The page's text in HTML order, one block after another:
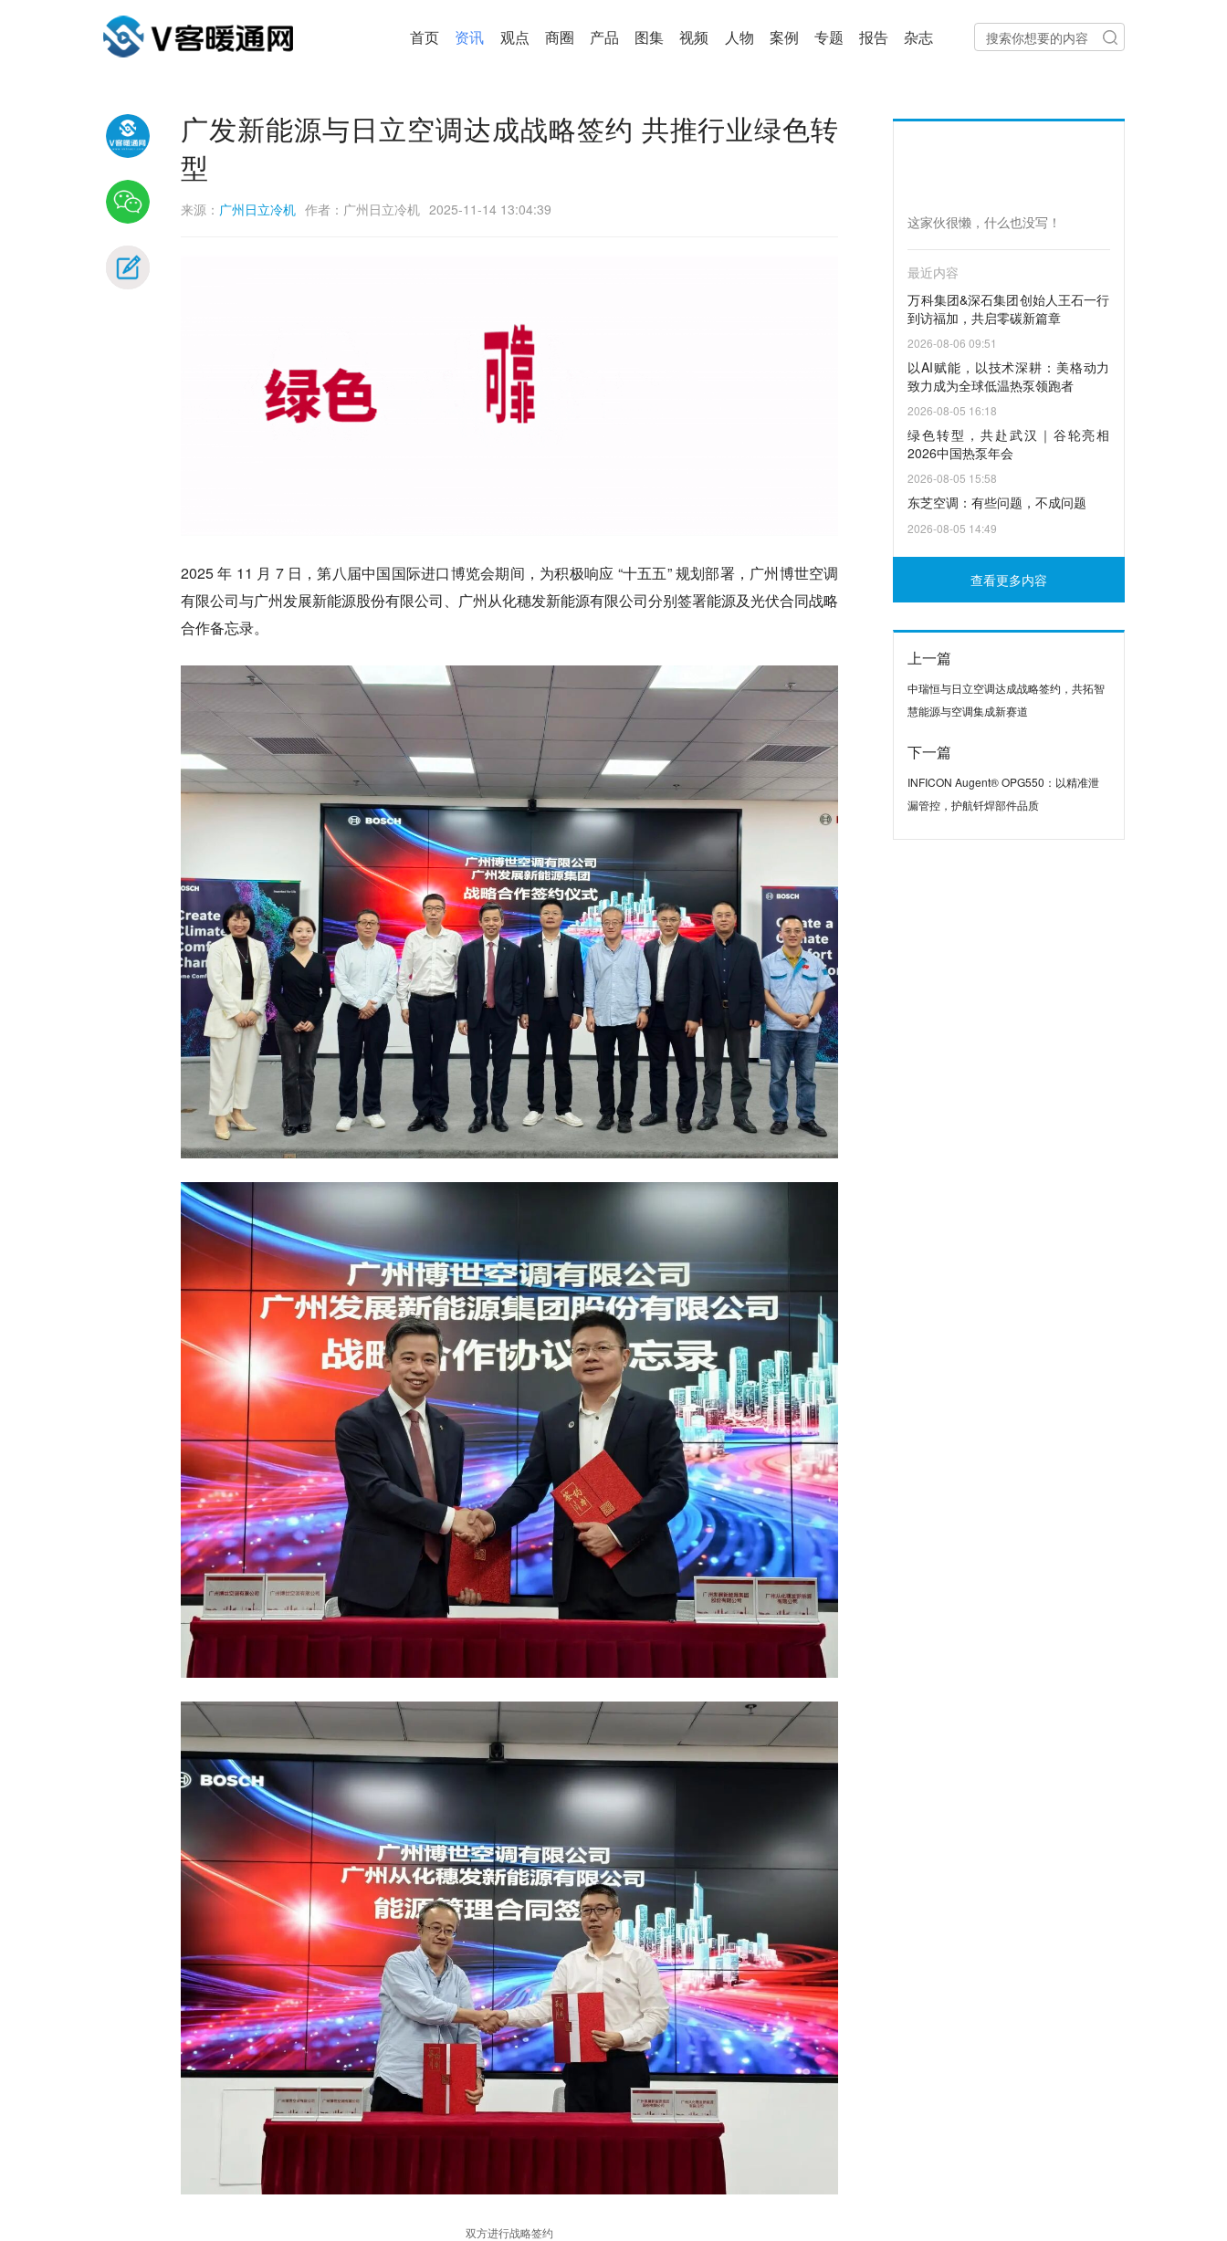
首页 资讯 观点 商圈 产品 图集 视频 人物 案例 专题 报告 杂志
广发新能源与日立空调达成战略签约 共推行业绿色转
型
来源： 广州日立冷机 作者：广州日立冷机 2025-11-14 13:04:39
2025 年 11 月 7 日，第八届中国国际进口博览会期间，为积极响应 “十五五” 规划部署，广州博世空调
有限公司与广州发展新能源股份有限公司、广州从化穗发新能源有限公司分别签署能源及光伏合同战略
合作备忘录。
双方进行战略签约
这家伙很懒，什么也没写！
最近内容
万科集团&深石集团创始人王石一行
到访福加，共启零碳新篇章
2026-08-06 09:51
以AI赋能，以技术深耕：美格动力
致力成为全球低温热泵领跑者
2026-08-05 16:18
绿色转型，共赴武汉｜谷轮亮相
2026中国热泵年会
2026-08-05 15:58
东芝空调：有些问题，不成问题
2026-08-05 14:49
查看更多内容
上一篇
中瑞恒与日立空调达成战略签约，共拓智
慧能源与空调集成新赛道
下一篇
INFICON Augent® OPG550：以精准泄
漏管控，护航钎焊部件品质